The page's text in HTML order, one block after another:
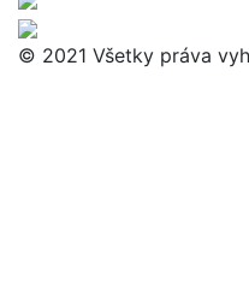
© 2021 Všetky práva